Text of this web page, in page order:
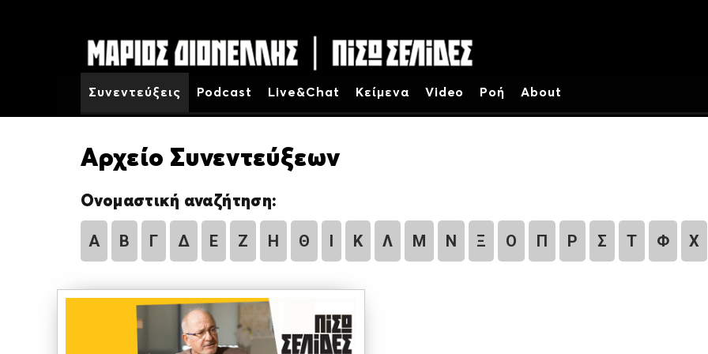
Συνεντεύξεις Podcast Live&Chat Κείμενα Video Ροή About
Αρχείο Συνεντεύξεων
Ονομαστική αναζήτηση:
Α Β Γ Δ Ε Ζ Η Θ Ι Κ Λ Μ Ν Ξ Ο Π Ρ Σ Τ Φ Χ